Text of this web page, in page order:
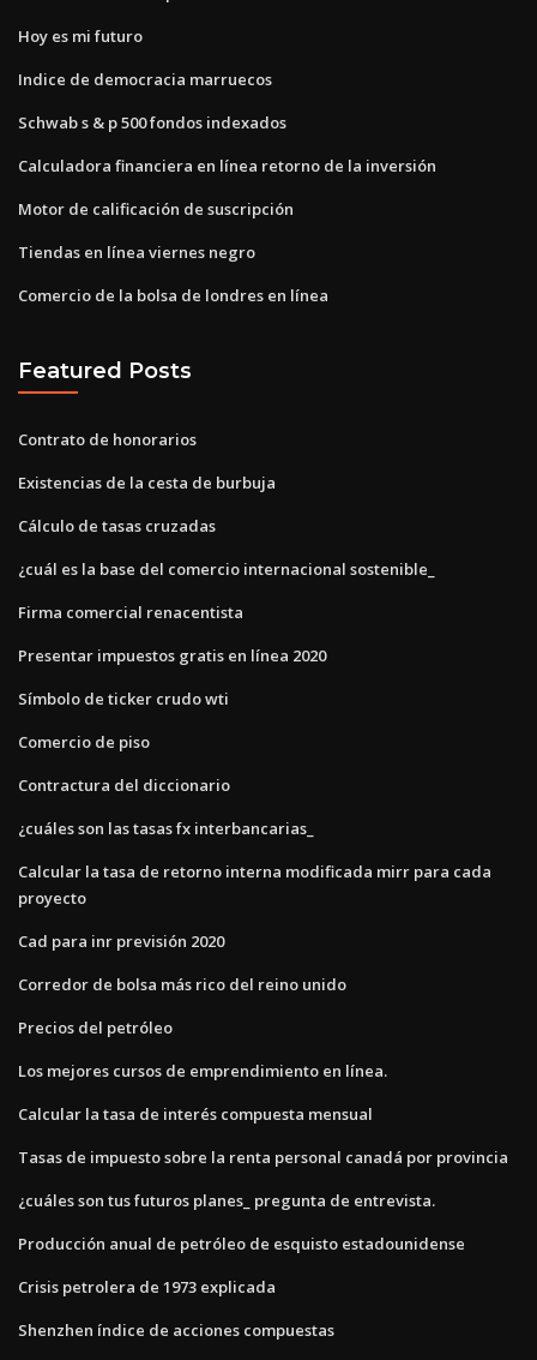
Hoy es mi futuro
Indice de democracia marruecos
Schwab s & p 500 fondos indexados
Calculadora financiera en línea retorno de la inversión
Motor de calificación de suscripción
Tiendas en línea viernes negro
Comercio de la bolsa de londres en línea
Featured Posts
Contrato de honorarios
Existencias de la cesta de burbuja
Cálculo de tasas cruzadas
¿cuál es la base del comercio internacional sostenible_
Firma comercial renacentista
Presentar impuestos gratis en línea 2020
Símbolo de ticker crudo wti
Comercio de piso
Contractura del diccionario
¿cuáles son las tasas fx interbancarias_
Calcular la tasa de retorno interna modificada mirr para cada
proyecto
Cad para inr previsión 2020
Corredor de bolsa más rico del reino unido
Precios del petróleo
Los mejores cursos de emprendimiento en línea.
Calcular la tasa de interés compuesta mensual
Tasas de impuesto sobre la renta personal canadá por provincia
¿cuáles son tus futuros planes_ pregunta de entrevista.
Producción anual de petróleo de esquisto estadounidense
Crisis petrolera de 1973 explicada
Shenzhen índice de acciones compuestas